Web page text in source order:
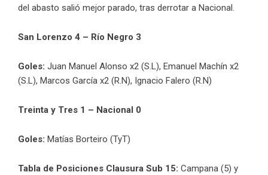
del abasto salió mejor parado, tras derrotar a Nacional.
San Lorenzo 4 – Río Negro 3
Goles: Juan Manuel Alonso x2 (S.L), Emanuel Machín x2
(S.L), Marcos García x2 (R.N), Ignacio Falero (R.N)
Treinta y Tres 1 – Nacional 0
Goles: Matías Borteiro (TyT)
Tabla de Posiciones Clausura Sub 15: Campana (5) y